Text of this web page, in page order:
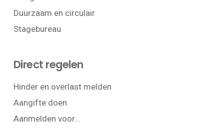
Duurzaam en circulair
Stagebureau
Direct regelen
Hinder en overlast melden
Aangifte doen
Aanmelden voor…